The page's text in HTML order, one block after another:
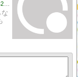
https://tabbycat.hatenablog.jp/entry/2020/06/13/223214